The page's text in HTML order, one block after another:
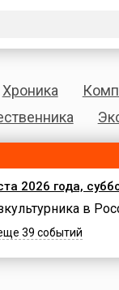
Хроника
2026 года,
в
39 событий